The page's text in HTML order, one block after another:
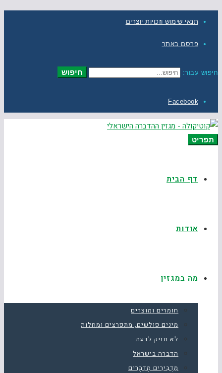
תנאי שימוש וזכויות יוצרים
פרסם באתר
חיפוש עבור: חיפוש
Facebook
תפריט
דף הבית
אודות
מה במגזין
חומרים ומוצרים
מינים פולשים, מתפרצים ומחלות
לא מזיק לדעת
הדברה בישראל
מַדְבִּירִים מְדַבְּרִים